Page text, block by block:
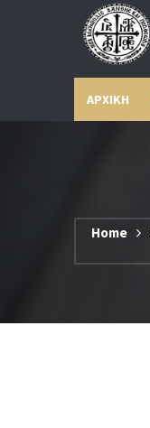
ΑΡΧΙΚΗ
Home